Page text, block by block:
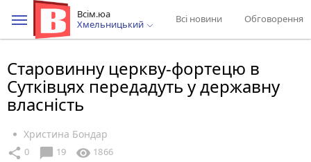
Всім.юа
Хмельницький
Всі новини Обговорення
Старовинну церкву-фортецю в
Сутківцях передадуть у державну
власність
Христина Бондар
share 0 chat_bubble 19 visibility 1866